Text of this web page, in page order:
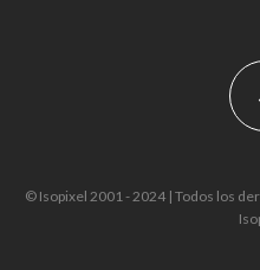
© Isopixel 2001 - 2024 | Todos los